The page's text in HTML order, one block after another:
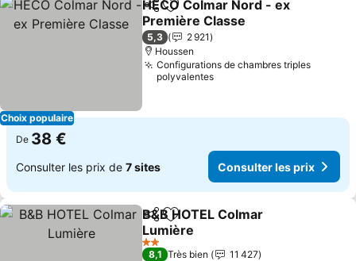
Choix populaire
PartagerAjouter à mes favoris
HECO Colmar Nord - ex
Première Classe
Consulter les prix
5,3
2 921
Houssen
Configurations de chambres triples
polyvalentes
De 38 €
Consulter les prix de 7 sites Consulter les prix
PartagerAjouter à mes favoris
B&B HOTEL Colmar
Lumière
Consulter les prix
2 Étoiles
8,1 Très bien
11 427